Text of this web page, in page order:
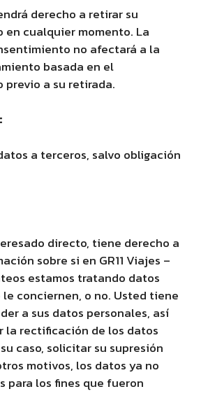
derecho a retirar su
cualquier momento. La
no afectará a la
basada en el
a su retirada.
a terceros, salvo obligación
directo, tiene derecho a
sobre si en GR11 Viajes –
estamos tratando datos
conciernen, o no. Usted tiene
a sus datos personales, así
la rectificación de los datos
caso, solicitar su supresión
motivos, los datos ya no
para los fines que fueron